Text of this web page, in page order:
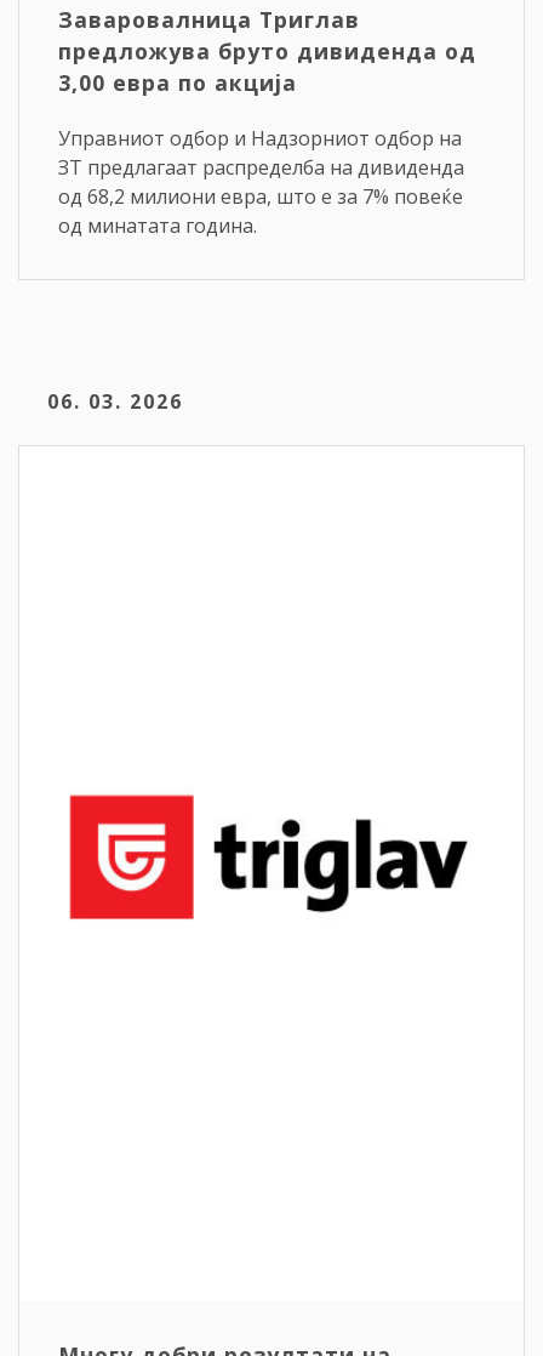
Заваровалница Триглав
предложува бруто дивиденда од
3,00 евра по акција
Управниот одбор и Надзорниот одбор на
ЗТ предлагаат распределба на дивиденда
од 68,2 милиони евра, што е за 7% повеќе
од минатата година.
06. 03. 2026